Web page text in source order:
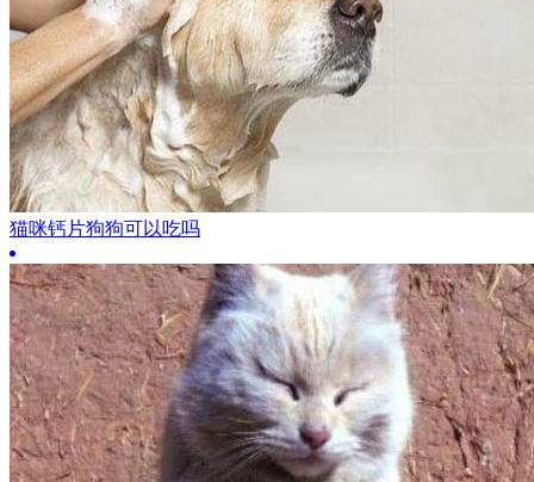
猫咪钙片狗狗可以吃吗